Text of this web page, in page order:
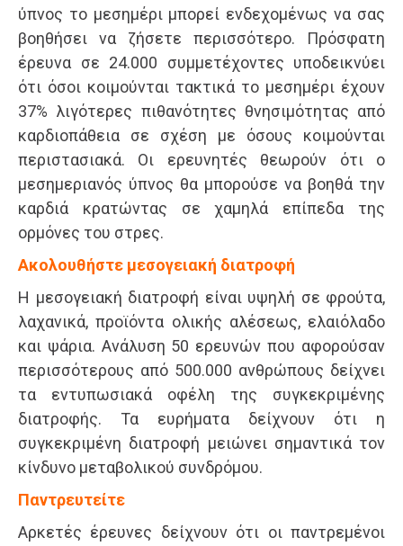
ύπνος το μεσημέρι μπορεί ενδεχομένως να σας
βοηθήσει να ζήσετε περισσότερο. Πρόσφατη
έρευνα σε 24.000 συμμετέχοντες υποδεικνύει
ότι όσοι κοιμούνται τακτικά το μεσημέρι έχουν
37% λιγότερες πιθανότητες θνησιμότητας από
καρδιοπάθεια σε σχέση με όσους κοιμούνται
περιστασιακά. Οι ερευνητές θεωρούν ότι ο
μεσημεριανός ύπνος θα μπορούσε να βοηθά την
καρδιά κρατώντας σε χαμηλά επίπεδα της
ορμόνες του στρες.
Ακολουθήστε μεσογειακή διατροφή
Η μεσογειακή διατροφή είναι υψηλή σε φρούτα,
λαχανικά, προϊόντα ολικής αλέσεως, ελαιόλαδο
και ψάρια. Ανάλυση 50 ερευνών που αφορούσαν
περισσότερους από 500.000 ανθρώπους δείχνει
τα εντυπωσιακά οφέλη της συγκεκριμένης
διατροφής. Τα ευρήματα δείχνουν ότι η
συγκεκριμένη διατροφή μειώνει σημαντικά τον
κίνδυνο μεταβολικού συνδρόμου.
Παντρευτείτε
Αρκετές έρευνες δείχνουν ότι οι παντρεμένοι